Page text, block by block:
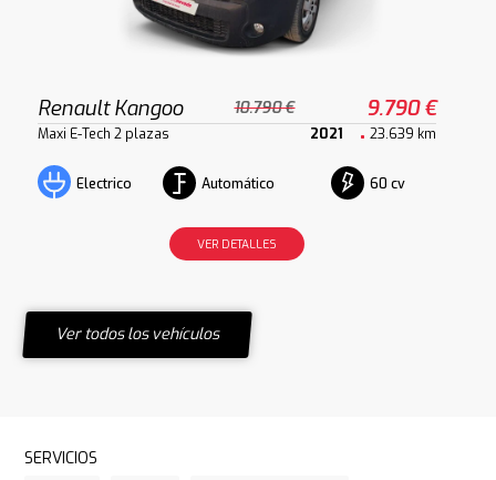
Renault Kangoo 10.790 € 9.790 €
Maxi E-Tech 2 plazas 2021 23.639 km
Electrico Automático 60 cv
VER DETALLES
Ver todos los vehículos
SERVICIOS